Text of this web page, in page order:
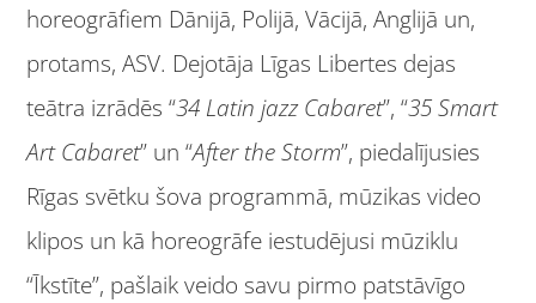
horeogrāfiem Dānijā, Polijā, Vācijā, Anglijā un,
protams, ASV. Dejotāja Līgas Libertes dejas
teātra izrādēs “34 Latin jazz Cabaret”, “35 Smart
Art Cabaret” un “After the Storm”, piedalījusies
Rīgas svētku šova programmā, mūzikas video
klipos un kā horeogrāfe iestudējusi mūziklu
“Īkstīte”, pašlaik veido savu pirmo patstāvīgo